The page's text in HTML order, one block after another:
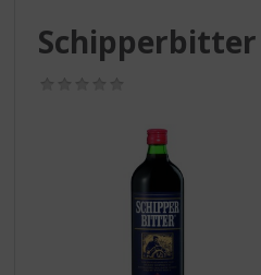
Schipperbitter